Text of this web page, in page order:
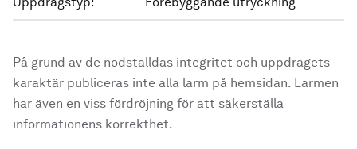
På grund av de nödställdas integritet och uppdragets
karaktär publiceras inte alla larm på hemsidan. Larmen
har även en viss fördröjning för att säkerställa
informationens korrekthet.